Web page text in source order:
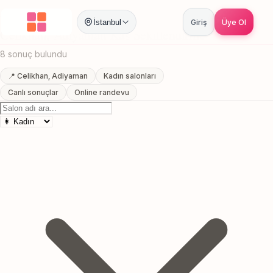
İstanbul Giriş Üye Ol
Anasayfa / Adiyaman / / Kas Sekillendirme
Celikhan, Adiyaman Kas Sekillendirme
8 sonuç bulundu
📍 Celikhan, Adiyaman
Kadın salonları
Canlı sonuçlar
Online randevu